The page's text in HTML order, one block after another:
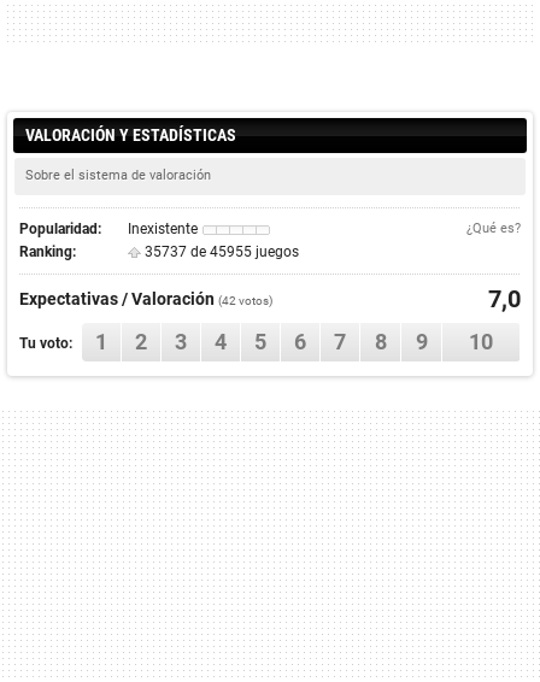
VALORACIÓN Y ESTADÍSTICAS
Sobre el sistema de valoración
Popularidad: Inexistente ¿Qué es?
Ranking: 35737 de 45955 juegos
Expectativas / Valoración (42 votos) 7,0
Tu voto: 1 2 3 4 5 6 7 8 9 10